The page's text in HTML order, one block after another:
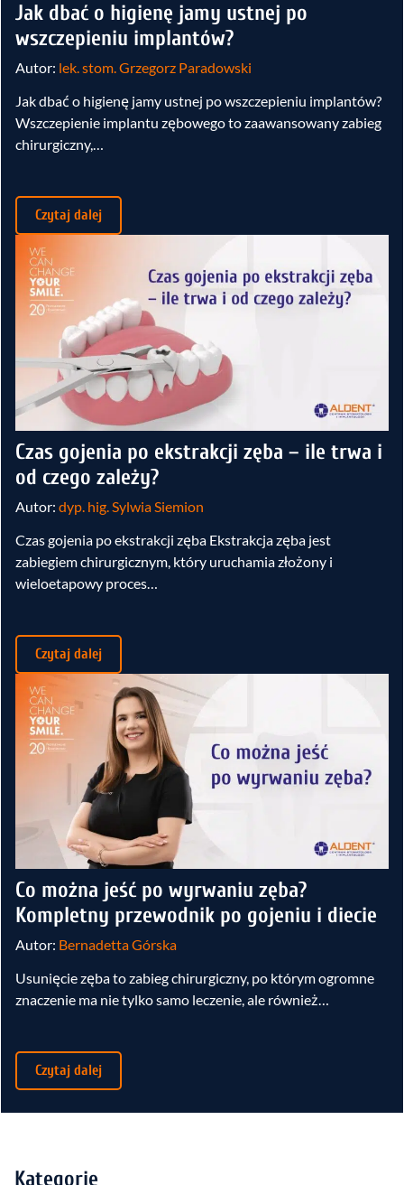
Jak dbać o higienę jamy ustnej po
wszczepieniu implantów?
Autor: lek. stom. Grzegorz Paradowski
Jak dbać o higienę jamy ustnej po wszczepieniu implantów?
Wszczepienie implantu zębowego to zaawansowany zabieg
chirurgiczny,…
Czytaj dalej
Czas gojenia po ekstrakcji zęba – ile trwa i
od czego zależy?
Autor: dyp. hig. Sylwia Siemion
Czas gojenia po ekstrakcji zęba Ekstrakcja zęba jest
zabiegiem chirurgicznym, który uruchamia złożony i
wieloetapowy proces…
Czytaj dalej
Co można jeść po wyrwaniu zęba?
Kompletny przewodnik po gojeniu i diecie
Autor: Bernadetta Górska
Usunięcie zęba to zabieg chirurgiczny, po którym ogromne
znaczenie ma nie tylko samo leczenie, ale również…
Czytaj dalej
Kategorie